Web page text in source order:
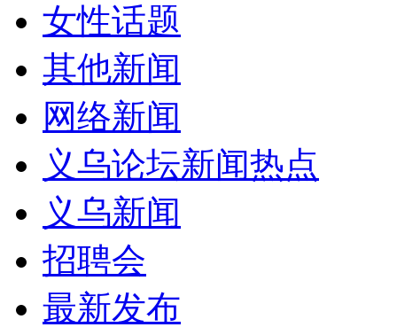
女性话题
其他新闻
网络新闻
义乌论坛新闻热点
义乌新闻
招聘会
最新发布